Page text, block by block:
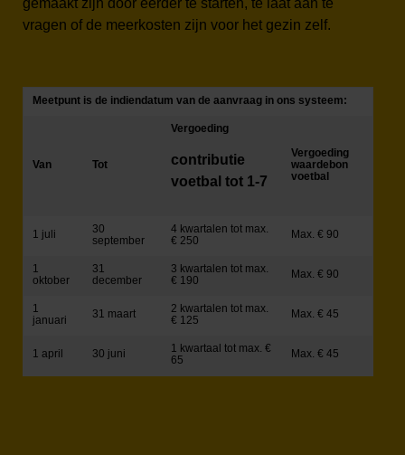
gemaakt zijn door eerder te starten, te laat aan te
vragen of de meerkosten zijn voor het gezin zelf.
Meetpunt is de indiendatum van de aanvraag in ons systeem:
Van Tot
Vergoeding
contributie
voetbal tot 1-7
Vergoeding
waardebon
voetbal
1 juli
30
september
4 kwartalen tot max.
€ 250
Max. € 90
1
oktober
31
december
3 kwartalen tot max.
€ 190
Max. € 90
1
januari
31 maart
2 kwartalen tot max.
€ 125
Max. € 45
1 april 30 juni
1 kwartaal tot max. €
65
Max. € 45